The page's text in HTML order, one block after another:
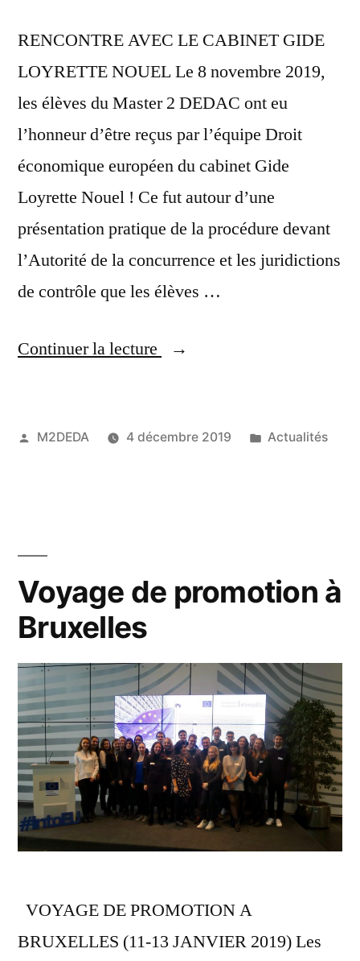
RENCONTRE AVEC LE CABINET GIDE
LOYRETTE NOUEL Le 8 novembre 2019,
les élèves du Master 2 DEDAC ont eu
l’honneur d’être reçus par l’équipe Droit
économique européen du cabinet Gide
Loyrette Nouel ! Ce fut autour d’une
présentation pratique de la procédure devant
l’Autorité de la concurrence et les juridictions
de contrôle que les élèves …
Continuer la lecture
M2DEDA 4 décembre 2019 Actualités
Voyage de promotion à
Bruxelles
VOYAGE DE PROMOTION A
BRUXELLES (11-13 JANVIER 2019) Les